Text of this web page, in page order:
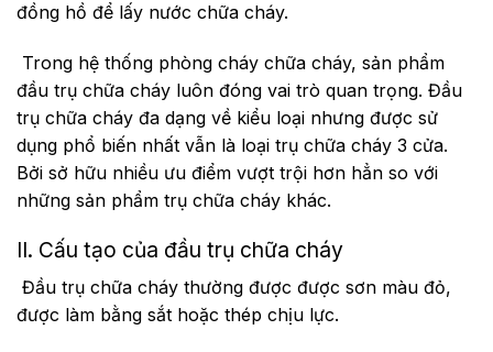
đồng hồ để lấy nước chữa cháy.
Trong hệ thống phòng cháy chữa cháy, sản phẩm
đầu trụ chữa cháy luôn đóng vai trò quan trọng. Đầu
trụ chữa cháy đa dạng về kiểu loại nhưng được sử
dụng phổ biến nhất vẫn là loại trụ chữa cháy 3 cửa.
Bởi sở hữu nhiều ưu điểm vượt trội hơn hẳn so với
những sản phẩm trụ chữa cháy khác.
II. Cấu tạo của đầu trụ chữa cháy
Đầu trụ chữa cháy thường được được sơn màu đỏ,
được làm bằng sắt hoặc thép chịu lực.